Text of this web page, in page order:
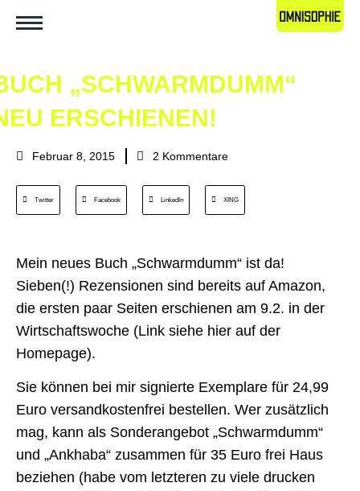
„SCHWARMDUMM“
ERSCHIENEN!
Februar 8, 2015 2 Kommentare
Twitter Facebook LinkedIn XING
Mein neues Buch „Schwarmdumm“ ist da!
Sieben(!) Rezensionen sind bereits auf Amazon,
die ersten paar Seiten erschienen am 9.2. in der
Wirtschaftswoche (Link siehe hier auf der
Homepage).
Sie können bei mir signierte Exemplare für 24,99
Euro versandkostenfrei bestellen. Wer zusätzlich
mag, kann als Sonderangebot „Schwarmdumm“
und „Ankhaba“ zusammen für 35 Euro frei Haus
beziehen (habe vom letzteren zu viele drucken